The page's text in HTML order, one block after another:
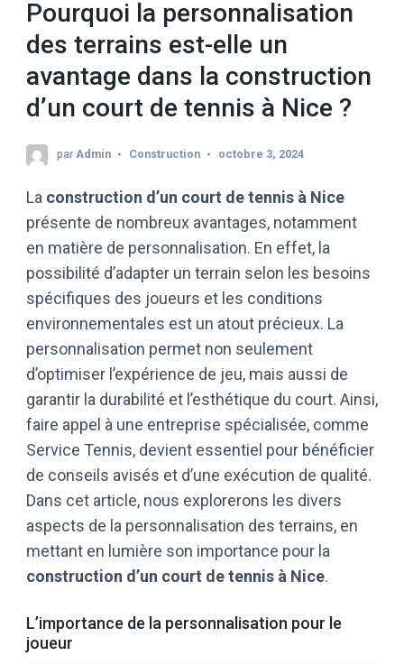
Pourquoi la personnalisation
des terrains est-elle un
avantage dans la construction
d’un court de tennis à Nice ?
parAdmin Construction octobre 3, 2024
La construction d’un court de tennis à Nice
présente de nombreux avantages, notamment
en matière de personnalisation. En effet, la
possibilité d’adapter un terrain selon les besoins
spécifiques des joueurs et les conditions
environnementales est un atout précieux. La
personnalisation permet non seulement
d’optimiser l’expérience de jeu, mais aussi de
garantir la durabilité et l’esthétique du court. Ainsi,
faire appel à une entreprise spécialisée, comme
Service Tennis, devient essentiel pour bénéficier
de conseils avisés et d’une exécution de qualité.
Dans cet article, nous explorerons les divers
aspects de la personnalisation des terrains, en
mettant en lumière son importance pour la
construction d’un court de tennis à Nice.
L’importance de la personnalisation pour le
joueur